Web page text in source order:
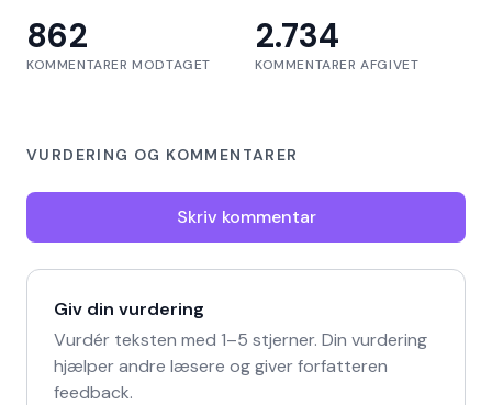
862
KOMMENTARER MODTAGET
2.734
KOMMENTARER AFGIVET
VURDERING OG KOMMENTARER
Skriv kommentar
Giv din vurdering
Vurdér teksten med 1–5 stjerner. Din vurdering
hjælper andre læsere og giver forfatteren
feedback.